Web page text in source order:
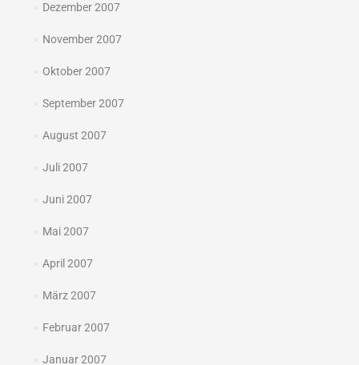
Dezember 2007
November 2007
Oktober 2007
September 2007
August 2007
Juli 2007
Juni 2007
Mai 2007
April 2007
März 2007
Februar 2007
Januar 2007